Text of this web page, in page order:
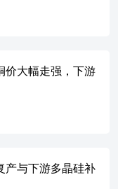
价大幅走强，下游
产与下游多晶硅补